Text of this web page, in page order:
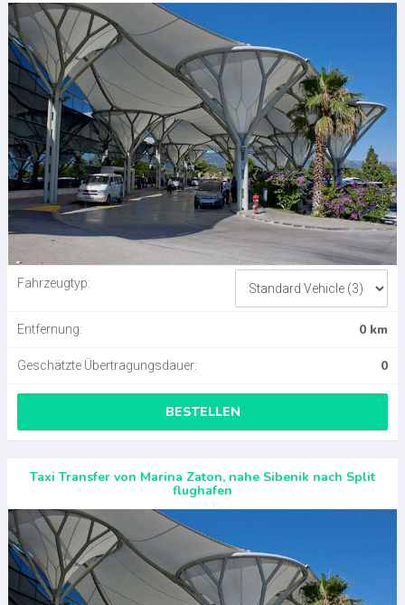
Fahrzeugtyp:
Entfernung: 0 km
Geschätzte Übertragungsdauer: 0
BESTELLEN
Taxi Transfer von Marina Zaton, nahe Sibenik nach Split
flughafen